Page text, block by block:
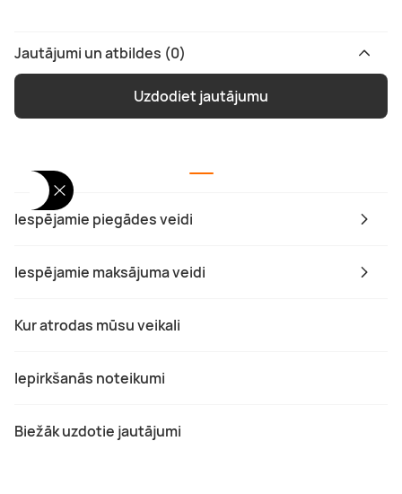
Iespējamie piegādes veidi
Iespējamie maksājuma veidi
Kur atrodas mūsu veikali
Iepirkšanās noteikumi
Biežāk uzdotie jautājumi
Jautājumi un atbildes (0)
Uzdodiet jautājumu